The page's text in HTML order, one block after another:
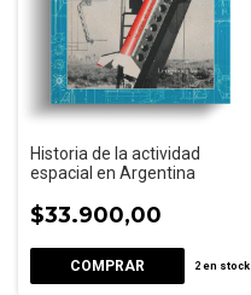
Historia de la actividad
espacial en Argentina
$33.900,00
2en stock